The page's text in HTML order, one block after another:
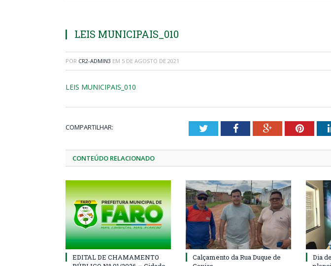
LEIS MUNICIPAIS_010
POR CR2-ADMIN3 EM 5 DE AGOSTO DE 2021
LEIS MUNICIPAIS_010
COMPARTILHAR: TwitterFacebookGoogle+
CONTEÚDO RELACIONADO
EDITAL DE CHAMAMENTO
Calçamento da Rua Duque de
Dia